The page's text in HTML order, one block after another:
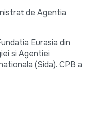
de Agentia
Eurasia din
si Agentiei
(Sida). CPB a